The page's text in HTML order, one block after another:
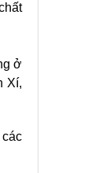
ở
Xí,
các